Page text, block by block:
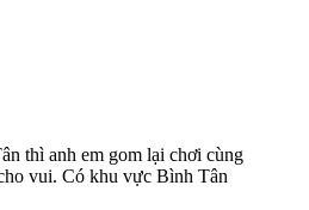
thì anh em gom lại chơi cùng
vui. Có khu vực Bình Tân